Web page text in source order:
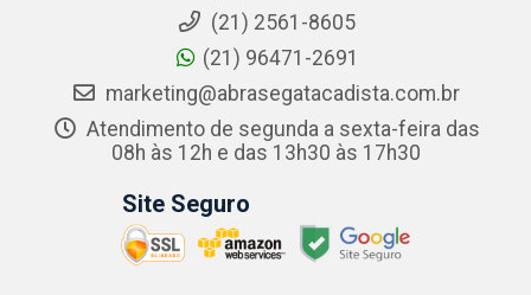
(21) 2561-8605
(21) 96471-2691
marketing@abrasegatacadista.com.br
Atendimento de segunda a sexta-feira das
08h às 12h e das 13h30 às 17h30
Site Seguro